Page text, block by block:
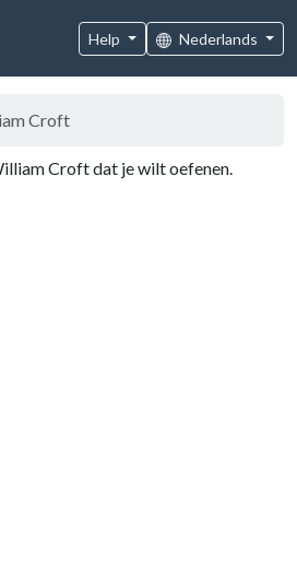
Help Nederlands
Croft
Croft dat je wilt oefenen.